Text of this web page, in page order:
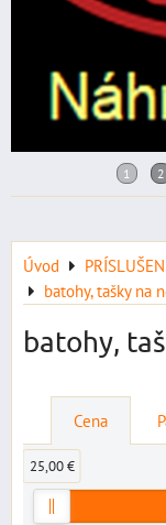
Úvod
batohy, tašky na
batohy,
Cena
25,00 €